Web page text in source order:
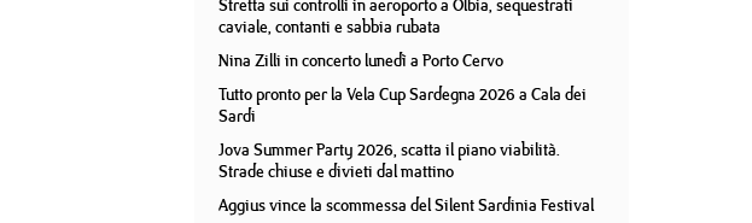
Stretta sui controlli in aeroporto a Olbia, sequestrati
caviale, contanti e sabbia rubata
Nina Zilli in concerto lunedì a Porto Cervo
Tutto pronto per la Vela Cup Sardegna 2026 a Cala dei
Sardi
Jova Summer Party 2026, scatta il piano viabilità.
Strade chiuse e divieti dal mattino
Aggius vince la scommessa del Silent Sardinia Festival